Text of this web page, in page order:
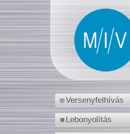
Versenyfelhívás
Lebonyolítás